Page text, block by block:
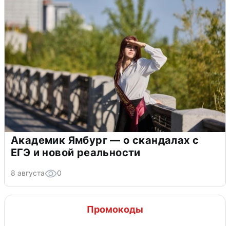
Академик Ямбург — о скандалах с
ЕГЭ и новой реальности
8 августа 0
Промокоды